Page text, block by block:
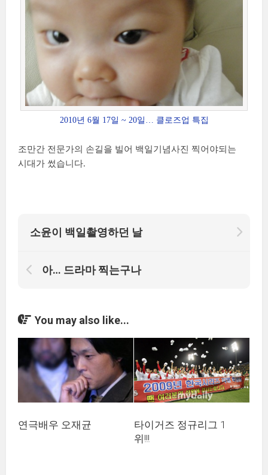
2010년 6월 17일 ~ 20일… 클로즈업 특집
조만간 전문가의 손길을 빌어 백일기념사진 찍어야되는
시대가 썼습니다.
소윤이 백일촬영하던 날
아… 드라마 찍는구나
You may also like...
연극배우 오재균
타이거즈 정규리그 1
위!!!